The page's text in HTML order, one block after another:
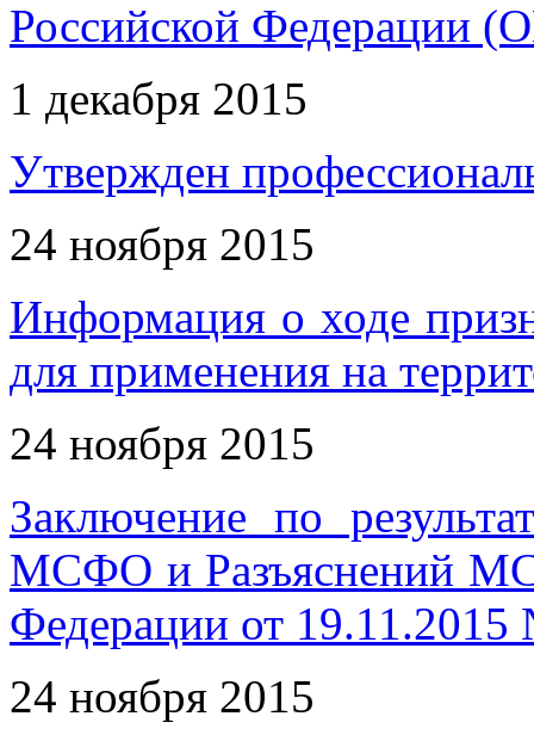
Российской Федерации
1 декабря 2015
Утвержден
24 ноября 2015
Информация о ходе
для применения на
24 ноября 2015
Заключение по
МСФО и Разъяснений
Федерации от
24 ноября 2015